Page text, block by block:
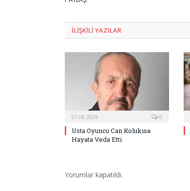
ILIŞKILI YAZILAR
01.08.2026 0
Usta Oyuncu Can Kolukısa
Hayata Veda Etti
Yorumlar kapatıldı.